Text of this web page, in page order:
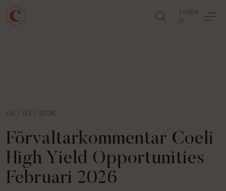
Logga
in
05 / 03 / 2026
Förvaltarkommentar Coeli
High Yield Opportunities
Februari 2026